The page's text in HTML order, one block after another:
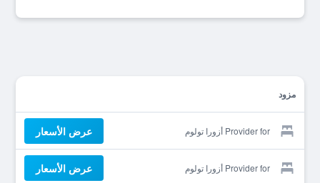
مزود
Provider for أزورا تولوم عرض الأسعار
Provider for أزورا تولوم عرض الأسعار